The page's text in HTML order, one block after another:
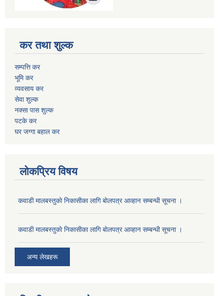
कर तथा शुल्क
सम्पत्ति कर
भूमि कर
व्यवसाय कर
सेवा शुल्क
नक्सा पास शुल्क
पटके कर
घर जग्गा बहाल कर
लोकप्रिय विषय
कवाडी मालबस्तुकाे निकासीका लागि बाेलपत्र आव्हान सम्बन्धी सूचना ।
कवाडी मालबस्तुकाे निकासीका लागि बाेलपत्र आव्हान सम्बन्धी सूचना ।
अन्य लेखहरू